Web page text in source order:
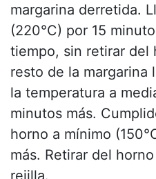
margarina derretida.
(220°C) por 15
tiempo, sin retirar del
resto de la margarina
la temperatura a
minutos más.
horno a mínimo
más. Retirar del
rejilla.